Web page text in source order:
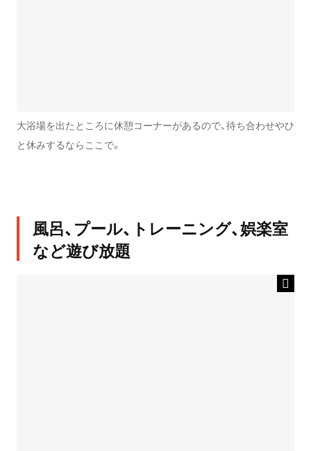
大浴場を出たところに休憩コーナーがあるので、待ち合わせやひ
と休みするならここで。
風呂、プール、トレーニング、娯楽室
など遊び放題